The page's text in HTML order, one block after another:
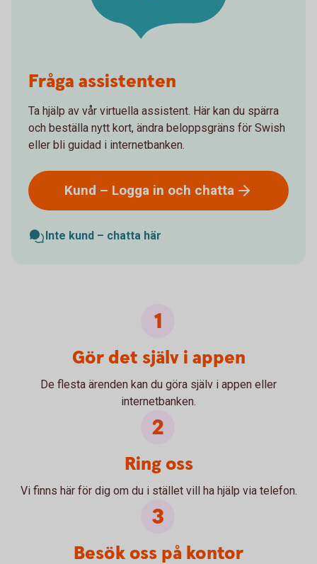
Fråga assistenten
Ta hjälp av vår virtuella assistent. Här kan du spärra
och beställa nytt kort, ändra beloppsgräns för Swish
eller bli guidad i internetbanken.
Kund – Logga in och chatta
Inte kund – chatta här
Gör det själv i appen
De flesta ärenden kan du göra själv i appen eller
internetbanken.
Ring oss
Vi finns här för dig om du i stället vill ha hjälp via telefon.
Besök oss på kontor